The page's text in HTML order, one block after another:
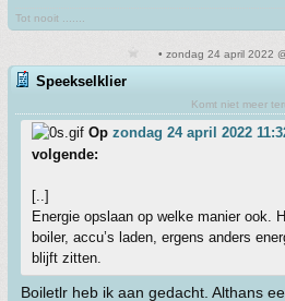
Tot nooit .......
• zondag 24 april 2022
Speekselklier
Komt niet meer
Op zondag 24 april 2022
volgende:
[..]
Energie opslaan op welke manier ook.
boiler, accu’s laden, ergens anders
blijft zitten.
Boiletlr heb ik aan gedacht. Althans